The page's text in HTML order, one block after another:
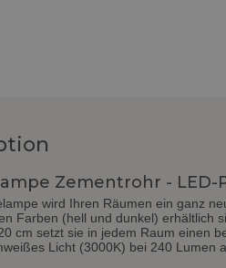
Zementrohr -
wird Ihren Räumen ein ganz
Farben (hell und dunkel) erhältlich
cm setzt sie in jedem Raum einen
Licht (3000K) bei 240 Lumen